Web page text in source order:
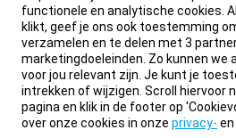
functionele en analytische cookies.
klikt, geef je ons ook toestemming
verzamelen en te delen met 3
marketingdoeleinden. Zo kunnen we
voor jou relevant zijn. Je kunt je
intrekken of wijzigen. Scroll hiervoor
pagina en klik in de footer op
over onze cookies in onze privacy- en